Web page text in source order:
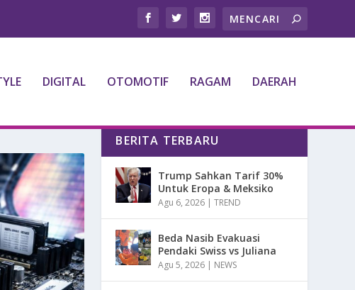
DIGITAL OTOMOTIF RAGAM DAERAH
BERITA TERBARU
Trump Sahkan Tarif 30%
Untuk Eropa & Meksiko
Agu 6, 2026 |TREND
Beda Nasib Evakuasi
Pendaki Swiss vs Juliana
Agu 5, 2026 | NEWS